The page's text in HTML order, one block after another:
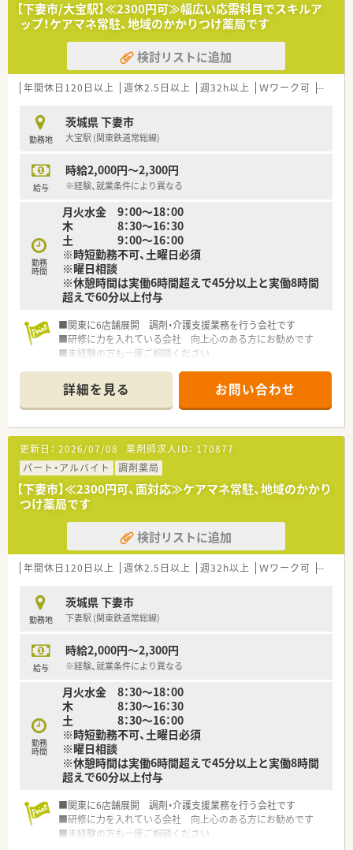
【法人特徴について】
■関東エリアに6店舗を展開し、調剤事業だけでなく介護支援事
業にも積極的に取り組む安定した法人です。
■福祉用具の専門資格やケアマネジャーの資格を取得するスタ
ッフも在籍し、介護分野に強いのが特徴です。
■学ぶことへの支援を惜しまず、メーカー主催の勉強会や定期的
【こんな方が活躍中】
■ワークライフバランスを大切にしながら、日曜日の固定休みを
■小児科の処方箋を通じてご家族の不安に寄り添い、丁寧な服薬
指導で地域住民から信頼される薬剤師が活躍しています。
場で専門性を発揮したい薬剤師が活躍しています。
【やりがい/おすすめポイント】
■小児科や外科など幅広い処方箋と1200品目の医薬品を取り扱
うため、薬剤師としてのスキルアップに最適です。
■外来調剤だけでなく居宅での在宅医療にも関わることができ、
患者様からの感謝の言葉を直接受け取れます。
の業務への高いモチベーションを維持してくれます。
【下妻市/大宝駅】≪2300円可≫幅広い応需科目でスキルア
ップ！ケアマネ常駐、地域のかかりつけ薬局です
検討リストに追加
年間休日120日以上 週休2.5日以上 週32h以上 Ｗワーク可 残業
勤務地
茨城県 下妻市
大宝駅 (関東鉄道常総線)
給与
時給2,000円～2,300円
※経験、就業条件により異なる
勤務
時間
月火水金 9：00～18：00
木 8：30～16：30
土 9：00～16：00
※時短勤務不可、土曜日必須
※曜日相談
※休憩時間は実働6時間超えで45分以上と実働8時間
超えで60分以上付与
■関東に6店舗展開 調剤・介護支援業務を行う会社です
■研修に力を入れている会社 向上心のある方にお勧めです
■未経験の方も一度ご相談ください
詳細を見る お問い合わせ
更新日： 2026/07/08 薬剤師求人ID： 170877
パート・アルバイト
調剤薬局
【下妻市】≪2300円可、面対応≫ケアマネ常駐、地域のかかり
つけ薬局です
検討リストに追加
年間休日120日以上 週休2.5日以上 週32h以上 Ｗワーク可 残業
勤務地
茨城県 下妻市
下妻駅 (関東鉄道常総線)
給与
時給2,000円～2,300円
※経験、就業条件により異なる
勤務
時間
月火水金 8：30～18：00
木 8：30～16：30
土 8：30～16：00
※時短勤務不可、土曜日必須
※曜日相談
※休憩時間は実働6時間超えで45分以上と実働8時間
超えで60分以上付与
■関東に6店舗展開 調剤・介護支援業務を行う会社です
■研修に力を入れている会社 向上心のある方にお勧めです
■未経験の方も一度ご相談ください